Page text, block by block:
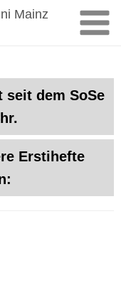
Mainz
dem SoSe
Erstihefte